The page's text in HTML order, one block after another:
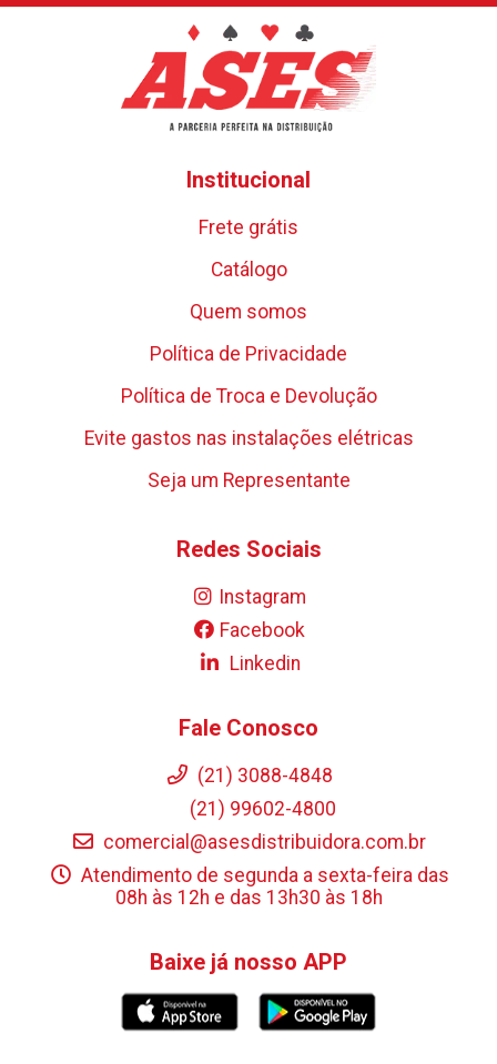
Institucional
Frete grátis
Catálogo
Quem somos
Política de Privacidade
Política de Troca e Devolução
Evite gastos nas instalações elétricas
Seja um Representante
Redes Sociais
Instagram
Facebook
Linkedin
Fale Conosco
(21) 3088-4848
(21) 99602-4800
comercial@asesdistribuidora.com.br
Atendimento de segunda a sexta-feira das
08h às 12h e das 13h30 às 18h
Baixe já nosso APP